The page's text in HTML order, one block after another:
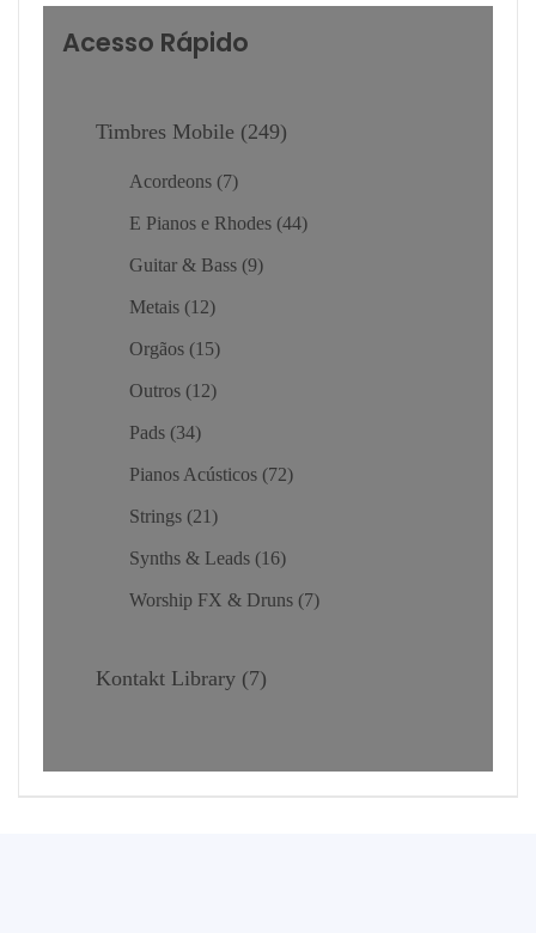
Acesso Rápido
Timbres Mobile 249
Acordeons 7
E Pianos e Rhodes 44
Guitar & Bass 9
Metais 12
Orgãos 15
Outros 12
Pads 34
Pianos Acústicos 72
Strings 21
Synths & Leads 16
Worship FX & Druns 7
Kontakt Library 7